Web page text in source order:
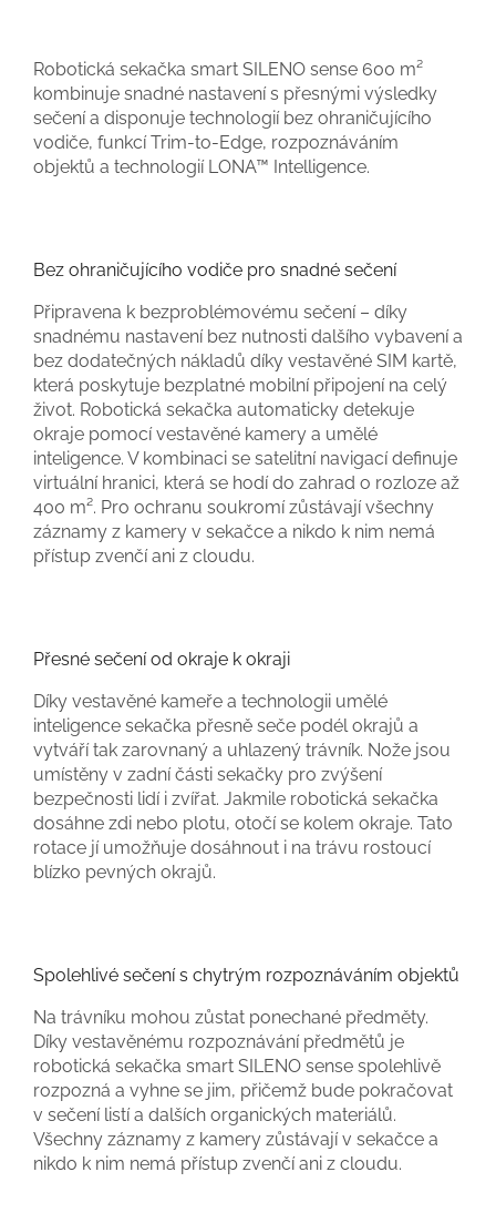
Robotická sekačka smart SILENO sense 600 m²
kombinuje snadné nastavení s přesnými výsledky
sečení a disponuje technologií bez ohraničujícího
vodiče, funkcí Trim-to-Edge, rozpoznáváním
objektů a technologií LONA™ Intelligence.
Bez ohraničujícího vodiče pro snadné sečení
Připravena k bezproblémovému sečení – díky
snadnému nastavení bez nutnosti dalšího vybavení a
bez dodatečných nákladů díky vestavěné SIM kartě,
která poskytuje bezplatné mobilní připojení na celý
život. Robotická sekačka automaticky detekuje
okraje pomocí vestavěné kamery a umělé
inteligence. V kombinaci se satelitní navigací definuje
virtuální hranici, která se hodí do zahrad o rozloze až
400 m². Pro ochranu soukromí zůstávají všechny
záznamy z kamery v sekačce a nikdo k nim nemá
přístup zvenčí ani z cloudu.
Přesné sečení od okraje k okraji
Díky vestavěné kameře a technologii umělé
inteligence sekačka přesně seče podél okrajů a
vytváří tak zarovnaný a uhlazený trávník. Nože jsou
umístěny v zadní části sekačky pro zvýšení
bezpečnosti lidí i zvířat. Jakmile robotická sekačka
dosáhne zdi nebo plotu, otočí se kolem okraje. Tato
rotace jí umožňuje dosáhnout i na trávu rostoucí
blízko pevných okrajů.
Spolehlivé sečení s chytrým rozpoznáváním objektů
Na trávníku mohou zůstat ponechané předměty.
Díky vestavěnému rozpoznávání předmětů je
robotická sekačka smart SILENO sense spolehlivě
rozpozná a vyhne se jim, přičemž bude pokračovat
v sečení listí a dalších organických materiálů.
Všechny záznamy z kamery zůstávají v sekačce a
nikdo k nim nemá přístup zvenčí ani z cloudu.